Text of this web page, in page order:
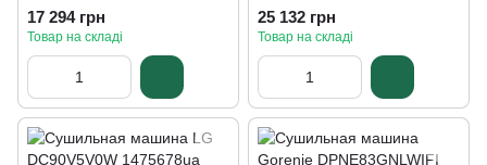
17 294 грн
Товар на складі
25 132 грн
Товар на складі